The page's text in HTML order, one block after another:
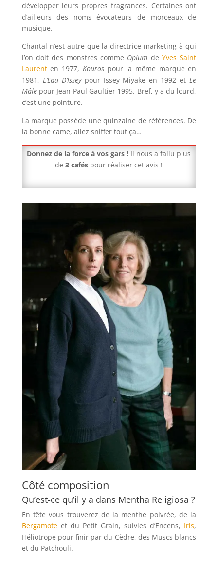
développer leurs propres fragrances. Certaines ont
d’ailleurs des noms évocateurs de morceaux de
musique.
Chantal n’est autre que la directrice marketing à qui
l’on doit des monstres comme Opium de Yves Saint
Laurenten 1977, Kourospour la même marque en
1981, L’Eau D’Isseypour Issey Miyake en 1992 etLe
Mâlepour Jean-Paul Gaultier 1995. Bref, y a du lourd,
c’est une pointure.
La marque possède une quinzaine de références. De
la bonne came, allez sniffer tout ça…
Donnez de la force à vos gars ! Il nous a fallu plus
de3 cafés pour réaliser cet avis !
Côté composition
Qu’est-ce qu’il y a dans Mentha Religiosa ?
En tête vous trouverez de la menthe poivrée, de la
Bergamoteet du Petit Grain, suivies d’Encens, Iris,
Héliotrope pour finir par du Cèdre, des Muscs blancs
et du Patchouli.